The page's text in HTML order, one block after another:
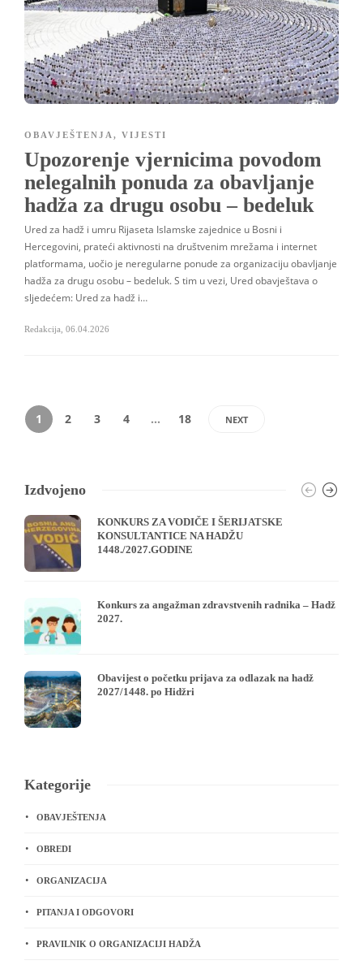
OBAVJEŠTENJA , VIJESTI
Upozorenje vjernicima povodom
nelegalnih ponuda za obavljanje
hadža za drugu osobu – bedeluk
Ured za hadž i umru Rijaseta Islamske zajednice u Bosni i
Hercegovini, prateći aktivnosti na društvenim mrežama i internet
platformama, uočio je neregularne ponude za organizaciju obavljanje
hadža za drugu osobu – bedeluk. S tim u vezi, Ured obavještava o
sljedećem: Ured za hadž i…
Redakcija 06.04.2026
1 2 3 4 … 18 NEXT
Izdvojeno
KONKURS ZA VODIČE I ŠERIJATSKE
KONSULTANTICE NA HADŽU
1448./2027.GODINE
Konkurs za angažman zdravstvenih radnika – Hadž
2027.
Obavijest o početku prijava za odlazak na hadž
2027/1448. po Hidžri
Kategorije
OBAVJEŠTENJA
OBREDI
ORGANIZACIJA
PITANJA I ODGOVORI
PRAVILNIK O ORGANIZACIJI HADŽA